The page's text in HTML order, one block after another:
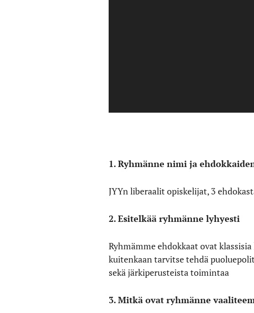
1. Ryhmänne nimi ja
JYYn liberaalit opiskelijat, 3
2. Esitelkää ryhmänne lyhyesti
Ryhmämme ehdokkaat ovat
kuitenkaan tarvitse tehdä
sekä järkiperusteista toimintaa
3. Mitkä ovat ryhmänne